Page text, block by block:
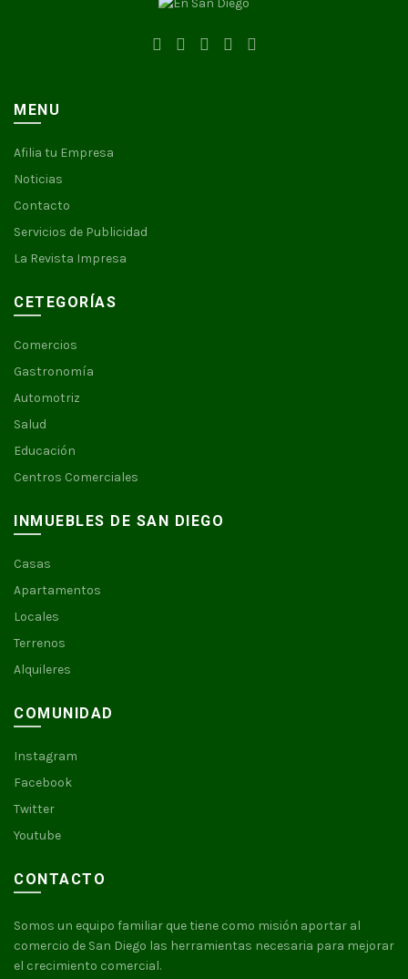
MENU
Afilia tu Empresa
Noticias
Contacto
Servicios de Publicidad
La Revista Impresa
CETEGORÍAS
Comercios
Gastronomía
Automotriz
Salud
Educación
Centros Comerciales
INMUEBLES DE SAN DIEGO
Casas
Apartamentos
Locales
Terrenos
Alquileres
COMUNIDAD
Instagram
Facebook
Twitter
Youtube
CONTACTO
Somos un equipo familiar que tiene como misión aportar al
comercio de San Diego las herramientas necesaria para mejorar
el crecimiento comercial.